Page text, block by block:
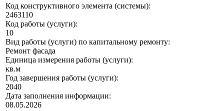
Код конструктивного элемента (системы):
2463110
Код работы (услуги):
10
Вид работы (услуги) по капитальному ремонту:
Ремонт фасада
Единица измерения работы (услуги):
кв.м
Год завершения работы (услуги):
2040
Дата заполнения информации:
08.05.2026